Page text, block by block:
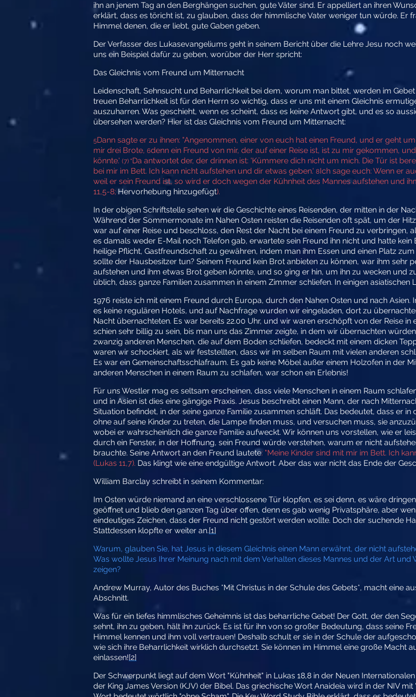
ihn an jenem Tag an den Berghängen suchen, gute Väter sind. Er appelliert an ihren
erklärt, dass es töricht ist, zu glauben, dass der himmlische Vater weniger tun würde. Er
Himmel denen, die er liebt, gute Gaben geben.
DerVerfasser des Lukasevangeliums geht in seinem Bericht über die Lehre Jesu noch
uns ein Beispiel dafür zu geben, worüber der Herr spricht:
Das Gleichnis vom Freund um Mitternacht
Leidenschaft, Sehnsucht und Beharrlichkeit bei dem, worum man bittet, werden im
treuen Beharrlichkeit ist für den Herrn so wichtig, dass er uns mit einem Gleichnis
auszuharren. Was geschieht, wenn es scheint, dass es keine Antwort gibt, und es so
übersehen werden? Hier ist das Gleichnis vom Freund um Mitternacht:
5Dann sagte er zu ihnen: "Angenommen, einer von euch hat einen Freund, und er geht
mir drei Brote, 6denn ein Freund von mir, der auf einer Reise ist, ist zu mir gekommen,
könnte.' (7) "Da antwortet der, der drinnen ist: 'Kümmere dich nicht um mich. Die Tür ist
bei mir im Bett. Ich kann nicht aufstehen und dir etwas geben.' 8Ich sage euch: Wenn er
weil er sein Freund ist, so wird er doch wegen der Kühnheit des Mannes aufstehen und
11,5-8; Hervorhebung hinzugefügt).
In der obigen Schriftstelle sehen wir die Geschichte eines Reisenden, der mitten in der
Während der Sommermonate im Nahen Osten reisten die Reisenden oft spät, um der
war auf einer Reise und beschloss, den Rest der Nacht bei einem Freund zu verbringen,
es damals weder E-Mail noch Telefon gab, erwartete sein Freund ihn nicht und hatte
heilige Pflicht, Gastfreundschaft zu gewähren, indem man ihm Essen und einen Platz
sollte der Hausbesitzer tun? Seinem Freund kein Brot anbieten zu können, war ihm sehr
aufstehen und ihm etwas Brot geben könnte, und so ging er hin, um ihn zu wecken und
üblich, dass ganze Familien zusammen in einem Zimmer schliefen. In einigen asiatischen
1976 reiste ich mit einem Freund durch Europa, durch den Nahen Osten und nach Asien.
es keine regulären Hotels, und auf Nachfrage wurden wir eingeladen, dort zu
Nacht übernachteten. Es war bereits 22.00 Uhr, und wir waren erschöpft von der Reise
schien sehr billig zu sein, bis man uns das Zimmer zeigte, in dem wir übernachten
zwanzig anderen Menschen, die auf dem Boden schliefen, bedeckt mit einem dicken
waren wir schockiert, als wir feststellten, dass wir im selben Raum mit vielen anderen
Es war ein Gemeinschaftsschlafraum. Es gab keine Möbel außer einem Holzofen in der
anderen Menschen in einem Raum zu schlafen, war schon ein Erlebnis!
Für uns Westler mag es seltsam erscheinen, dass viele Menschen in einem Raum
und in Asien ist dies eine gängige Praxis. Jesus beschreibt einen Mann, der nach
Situation befindet, in der seine ganze Familie zusammen schläft. Das bedeutet, dass er
ohne auf seine Kinder zu treten, die Lampe finden muss, und versuchen muss, sie
wobei er wahrscheinlich die ganze Familie aufweckt. Wir können uns vorstellen, wie er
durch ein Fenster, in der Hoffnung, sein Freund würde verstehen, warum er nicht
brauchte. Seine Antwort an den Freund lautete: "Meine Kinder sind mit mir im Bett. Ich
(Lukas 11,7). Das klingt wie eine endgültige Antwort. Aber das war nicht das Ende der
William Barclay schreibt in seinem Kommentar:
Im Osten würde niemand an eine verschlossene Tür klopfen, es sei denn, es wäre
geöffnet und blieb den ganzen Tag über offen, denn es gab wenig Privatsphäre, aber
eindeutiges Zeichen, dass der Freund nicht gestört werden wollte. Doch der suchende
Stattdessen klopfte er weiter an.[1]
Warum, glauben Sie, hat Jesus in diesem Gleichnis einen Mann erwähnt, der nicht
Was wollte Jesus Ihrer Meinung nach mit dem Verhalten dieses Mannes und der Art und
zeigen?
Andrew Murray, Autor des Buches *Mit Christus in der Schule des Gebets*, macht eine
Abschnitt.
Was für ein tiefes himmlisches Geheimnis ist das beharrliche Gebet! Der Gott, der den
sehnt, ihn zu geben, hält ihn zurück. Es ist für ihn von so großer Bedeutung, dass seine
Himmel kennen und ihm voll vertrauen! Deshalb schult er sie in der Schule der
wie sich ihre Beharrlichkeit wirklich durchsetzt. Sie können im Himmel eine große Macht
einlassen![2]
Der Schwerpunkt liegt auf dem Wort "Kühnheit" in Lukas 18,8 in der Neuen
der King James Version (KJV) der Bibel. Das griechische Wort Anaideia wird in der NIV